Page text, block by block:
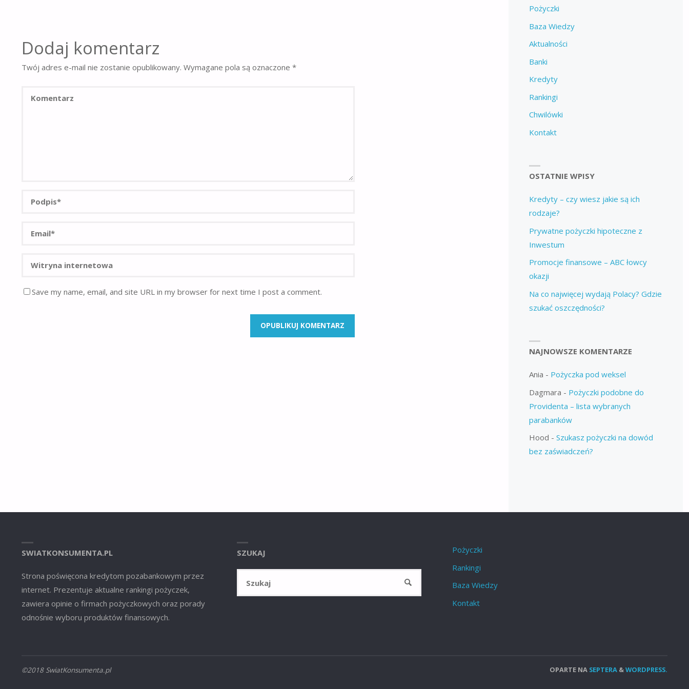
Dodaj komentarz
Twój adres e-mail nie zostanie opublikowany. Wymagane pola są oznaczone *
Save my name, email, and site URL in my browser for next time I post a comment.
Pożyczki
Baza Wiedzy
Aktualności
Banki
Kredyty
Rankingi
Chwilówki
Kontakt
OSTATNIE WPISY
Kredyty – czy wiesz jakie są ich
rodzaje?
Prywatne pożyczki hipoteczne z
Inwestum
Promocje finansowe – ABC łowcy
okazji
Na co najwięcej wydają Polacy? Gdzie
szukać oszczędności?
NAJNOWSZE KOMENTARZE
Ania - Pożyczka pod weksel
Dagmara - Pożyczki podobne do
Providenta – lista wybranych
parabanków
Hood - Szukasz pożyczki na dowód
bez zaświadczeń?
SWIATKONSUMENTA.PL
Strona poświęcona kredytom pozabankowym przez
internet. Prezentuje aktualne rankingi pożyczek,
zawiera opinie o firmach pożyczkowych oraz porady
odnośnie wyboru produktów finansowych.
SZUKAJ
SZUKAJ
Pożyczki
Rankingi
Baza Wiedzy
Kontakt
©2018 SwiatKonsumenta.pl OPARTE NA SEPTERA &WORDPRESS.